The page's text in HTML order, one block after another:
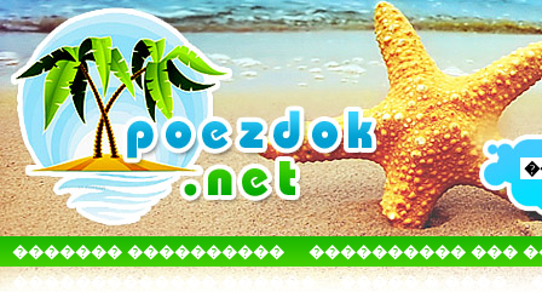
������� ����������
���������� ���
������������� ������
����� � ����